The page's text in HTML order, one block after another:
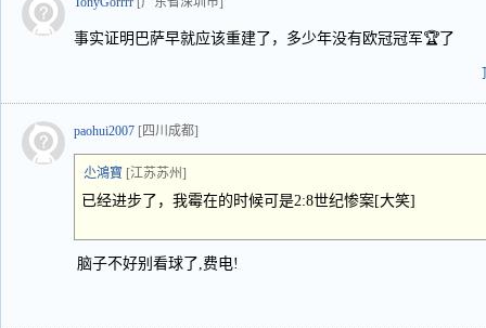
事实证明巴萨早就应该重建了，多少年没有欧冠冠军🏆了
paohui2007 [四川成都]
尐鴻寶 [江苏苏州]
已经进步了，我霉在的时候可是2:8世纪惨案[大笑]
脑子不好别看球了,费电!